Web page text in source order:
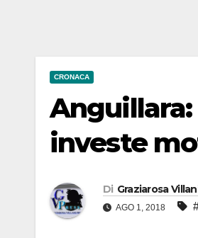
CRONACA
investe
Di Graziarosa
AGO 1, 2018